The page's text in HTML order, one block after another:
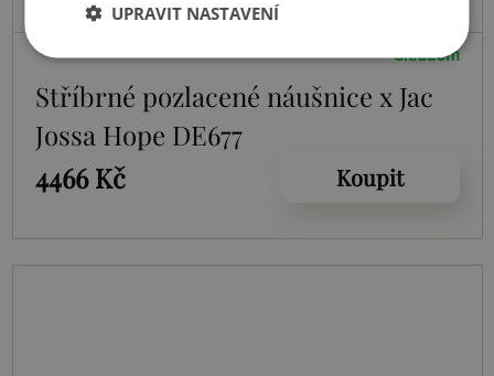
Skladem
Stříbrné pozlacené náušnice x Jac
Jossa Hope DE677
4466 Kč
Koupit
UPRAVIT NASTAVENÍ